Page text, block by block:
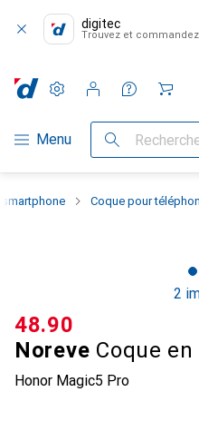
digitec
Trouvez et
Navigation par catégorie
Menu Recherche
Paramètres
Compte client
Listes de comparaison
Listes d'envies
Panier
Coque pour
2
Noreve Coque
Honor Magic5 Pro
CHF
48.90